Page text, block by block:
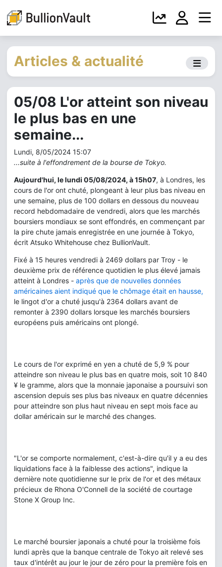
Articles & actualité
05/08 L'or atteint son niveau
le plus bas en une
semaine...
Lundi, 8/05/2024 15:07
...suite à l'effondrement de la bourse de Tokyo.
Aujourd'hui, le lundi 05/08/2024, à 15h07, à Londres, les
cours de l'or ont chuté, plongeant à leur plus bas niveau en
une semaine, plus de 100 dollars en dessous du nouveau
record hebdomadaire de vendredi, alors que les marchés
boursiers mondiaux se sont effondrés, en commençant par
la pire chute jamais enregistrée en une journée à Tokyo,
écrit Atsuko Whitehouse chez BullionVault.
Fixé à 15 heures vendredi à 2469 dollars par Troy - le
deuxième prix de référence quotidien le plus élevé jamais
atteint à Londres - après que de nouvelles données
américaines aient indiqué que le chômage était en hausse,
le lingot d'or a chuté jusqu'à 2364 dollars avant de
remonter à 2390 dollars lorsque les marchés boursiers
européens puis américains ont plongé.
Le cours de l'or exprimé en yen a chuté de 5,9 % pour
atteindre son niveau le plus bas en quatre mois, soit 10 840
¥ le gramme, alors que la monnaie japonaise a poursuivi son
ascension depuis ses plus bas niveaux en quatre décennies
pour atteindre son plus haut niveau en sept mois face au
dollar américain sur le marché des changes.
"L'or se comporte normalement, c'est-à-dire qu'il y a eu des
liquidations face à la faiblesse des actions", indique la
dernière note quotidienne sur le prix de l'or et des métaux
précieux de Rhona O'Connell de la société de courtage
Stone X Group Inc.
Le marché boursier japonais a chuté pour la troisième fois
lundi après que la banque centrale de Tokyo ait relevé ses
taux d'intérêt au jour le jour de zéro pour la première fois en